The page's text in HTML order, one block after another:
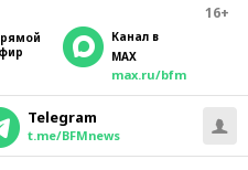
16+
Канал в
MAX
max.ru/bfm
Telegram
t.me/BFMnews